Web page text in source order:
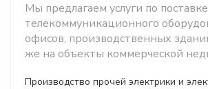
Мы предлагаем услуги по поставке
телекоммуникационного
офисов, производственных
же на объекты коммерческой
Производство прочей электрики и